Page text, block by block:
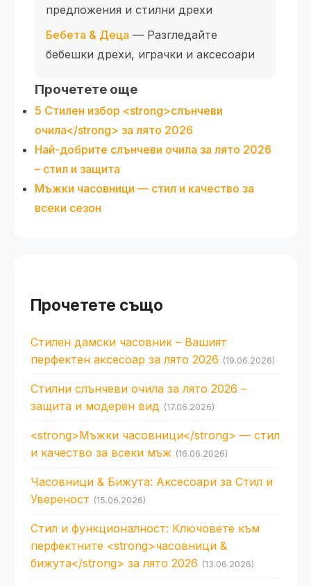
предложения и стилни дрехи
Бебета & Деца — Разгледайте
бебешки дрехи, играчки и аксесоари
Прочетете още
5 Стилен избор <strong>слънчеви
очила</strong> за лято 2026
Най-добрите слънчеви очила за лято 2026
– стил и защита
Мъжки часовници — стил и качество за
всеки сезон
Прочетете също
Стилен дамски часовник – Вашият
перфектен аксесоар за лято 2026 (19.06.2026)
Стилни слънчеви очила за лято 2026 –
защита и модерен вид (17.06.2026)
<strong>Мъжки часовници</strong> — стил
и качество за всеки мъж (16.06.2026)
Часовници & Бижута: Аксесоари за Стил и
Увереност (15.06.2026)
Стил и функционалност: Ключовете към
перфектните <strong>часовници &
бижута</strong> за лято 2026 (13.06.2026)